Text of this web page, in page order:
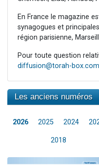
En France le magazine
synagogues et
région parisienne,
Pour toute question
diffusion@torah-box.com
Les anciens numéros
2026 2025 2024
2018